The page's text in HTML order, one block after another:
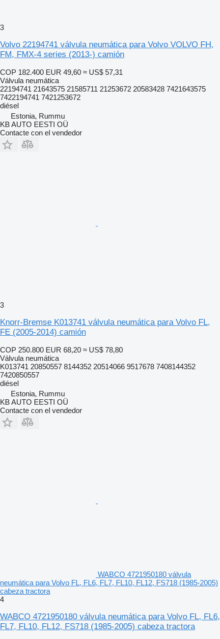
3
Volvo 22194741 válvula neumática para Volvo VOLVO FH,
FM, FMX-4 series (2013-) camión
COP 182.400 EUR 49,60 ≈ US$ 57,31
Válvula neumática
22194741 21643575 21585711 21253672 20583428 7421643575
7422194741 7421253672
diésel
Estonia, Rummu
KB AUTO EESTI OÜ
Contacte con el vendedor
3
Knorr-Bremse K013741 válvula neumática para Volvo FL,
FE (2005-2014) camión
COP 250.800 EUR 68,20 ≈ US$ 78,80
Válvula neumática
K013741 20850557 8144352 20514066 9517678 7408144352
7420850557
diésel
Estonia, Rummu
KB AUTO EESTI OÜ
Contacte con el vendedor
WABCO 4721950180 válvula
neumática para Volvo FL, FL6, FL7, FL10, FL12, FS718 (1985-2005)
cabeza tractora
4
WABCO 4721950180 válvula neumática para Volvo FL, FL6,
FL7, FL10, FL12, FS718 (1985-2005) cabeza tractora